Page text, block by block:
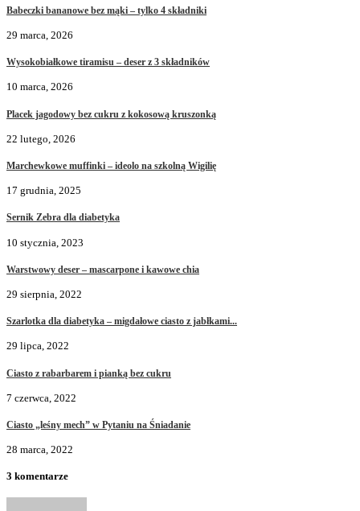
Babeczki bananowe bez mąki – tylko 4 składniki
29 marca, 2026
Wysokobiałkowe tiramisu – deser z 3 składników
10 marca, 2026
Placek jagodowy bez cukru z kokosową kruszonką
22 lutego, 2026
Marchewkowe muffinki – ideolo na szkolną Wigilię
17 grudnia, 2025
Sernik Zebra dla diabetyka
10 stycznia, 2023
Warstwowy deser – mascarpone i kawowe chia
29 sierpnia, 2022
Szarlotka dla diabetyka – migdałowe ciasto z jabłkami...
29 lipca, 2022
Ciasto z rabarbarem i pianką bez cukru
7 czerwca, 2022
Ciasto „leśny mech” w Pytaniu na Śniadanie
28 marca, 2022
3 komentarze